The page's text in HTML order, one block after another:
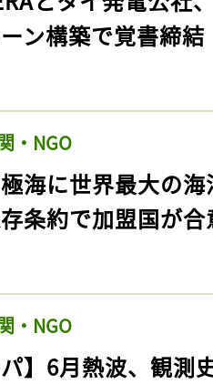
ン構築で覚書締結
・NGO
極海に世界最大の
条約で加盟国が合
・NGO
パ】6月熱波、観